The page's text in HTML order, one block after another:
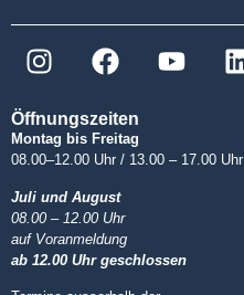
Öffnungszeiten
Montag bis Freitag
08.00–12.00 Uhr / 13.00 – 17.00 Uhr
Juli und August
08.00 – 12.00 Uhr
auf Voranmeldung
ab 12.00 Uhr geschlossen